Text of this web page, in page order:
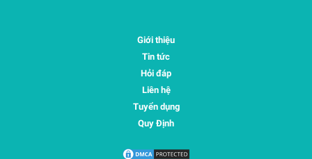
Giới thiệu
Tin tức
Hỏi đáp
Liên hệ
Tuyển dụng
Quy Định